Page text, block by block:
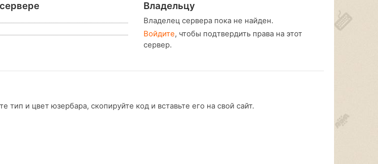
Владельцу
Владелец сервера пока не найден.
Войдите, чтобы подтвердить права на этот
сервер.
и цвет юзербара, скопируйте код и вставьте его на свой сайт.